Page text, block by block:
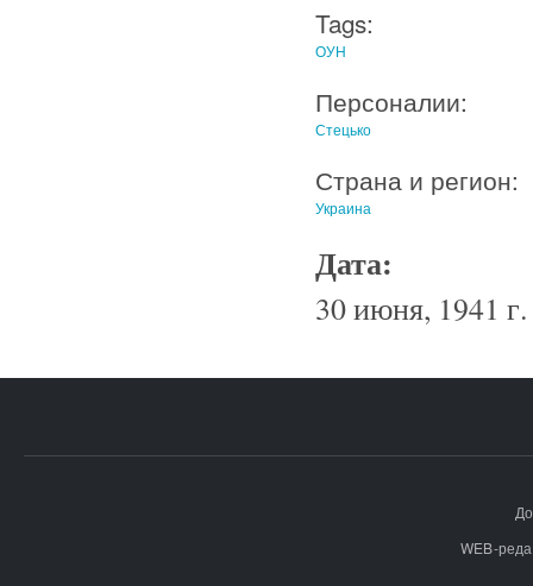
Tags:
ОУН
Персоналии:
Стецько
Страна и регион:
Украина
Дата:
30 июня, 1941 г.
WEB-